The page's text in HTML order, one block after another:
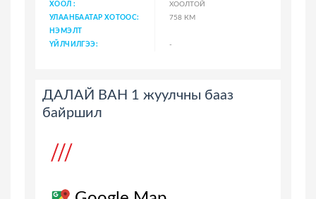
ХООЛ :
ХООЛТОЙ
УЛААНБААТАР ХОТООС:
758 КМ
НЭМЭЛТ
ҮЙЛЧИЛГЭЭ:
-
ДАЛАЙ ВАН 1 жуулчны бааз
байршил